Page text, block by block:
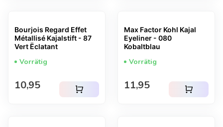
Bourjois Regard Effet
Métallisé Kajalstift - 87
Vert Ëclatant
Vorrätig
Regulärer Preis
10,95 shopping_cart
Max Factor Kohl Kajal
Eyeliner - 080
Kobaltblau
Vorrätig
Regulärer Preis
11,95 shopping_cart